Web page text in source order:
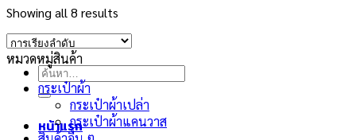
ค้นหา:
หน้าแรก
Showing all 8 results
หมวดหมู่สินค้า
กระเป๋าผ้า
กระเป๋าผ้าเปล่า
กระเป๋าผ้าแคนวาส